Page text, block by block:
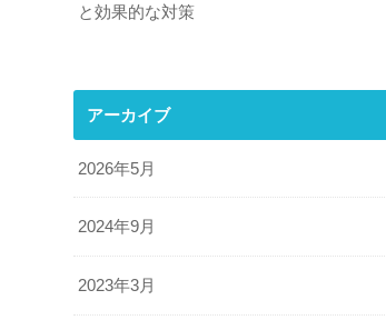
と効果的な対策
アーカイブ
2026年5月
2024年9月
2023年3月